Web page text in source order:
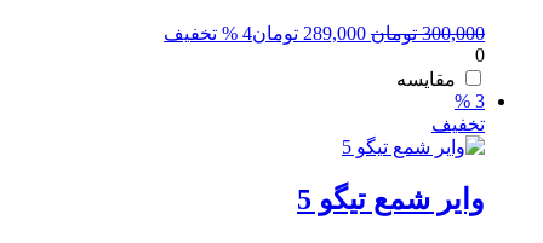
300,000 تومان قیمت
289,000 تومان4 % تخفیف
0
مقایسه
3 %
تخفیف
وایر شمع تیگو 5